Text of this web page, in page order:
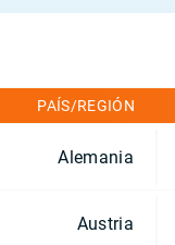
PAÍS/REGIÓN
Alemania
Austria